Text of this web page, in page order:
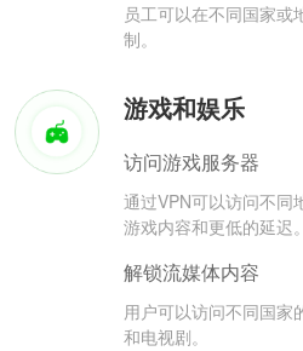
员工可以在不同国家或
制。
游戏和娱乐
访问游戏服务器
通过VPN可以访问不同
游戏内容和更低的延迟。
解锁流媒体内容
用户可以访问不同国家
和电视剧。